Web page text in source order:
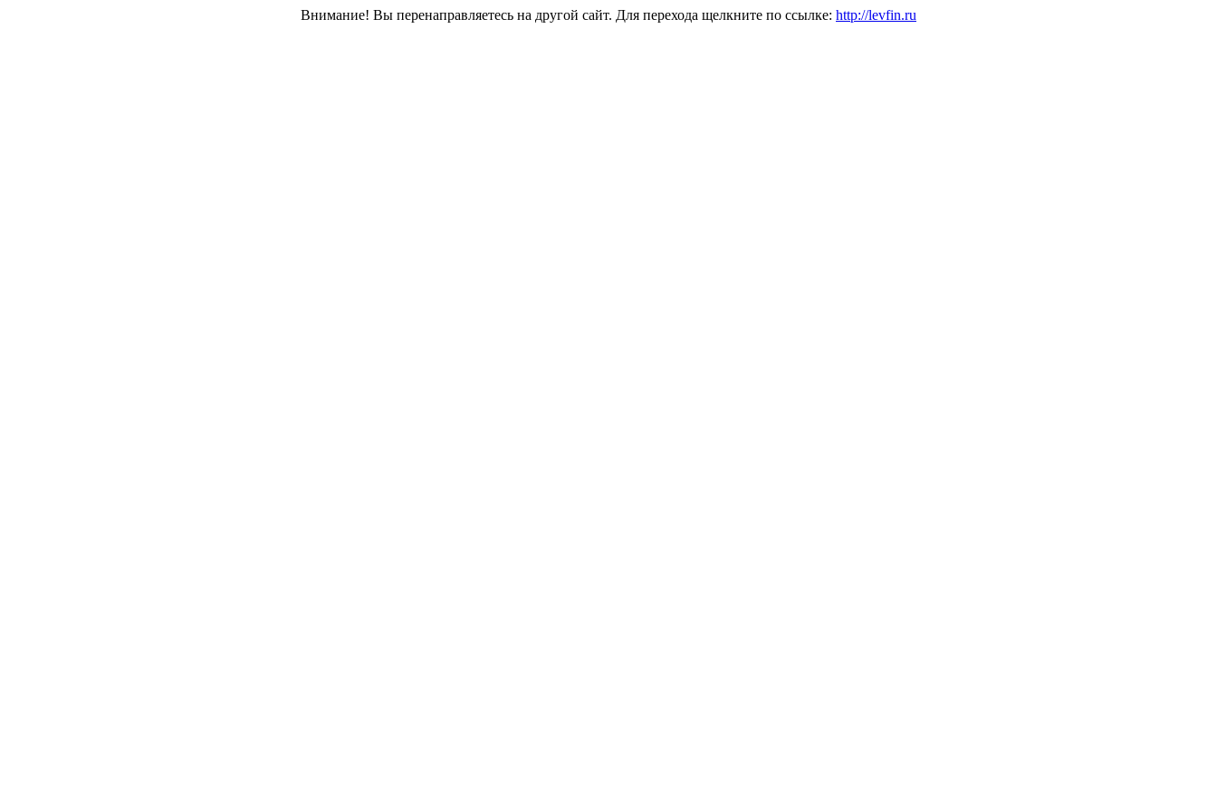
Внимание! Вы перенаправляетесь на другой сайт. Для перехода щелкните по ссылке: http://levfin.ru